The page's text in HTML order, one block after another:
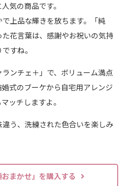
気の商品です。
上品な輝きを放ちます。「純
花言葉は、感謝やお祝いの気持
すね。
ンチェ＋」で、ボリューム満点
式のブーケから自宅用アレンジ
ッチしますよ。
う、洗練された色合いを楽しみ
おまかせ」を購入する